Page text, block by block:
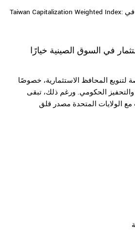
Taiwan Capitalization Weighted Index: يختص بالأسهم المتداولة في
في السوق الصينية خيارًا
المحافظ الاستثمارية، خصوصًا
والتحفيز الحكومي. ورغم ذلك، تبقى
مع الولايات المتحدة مصدر قلق